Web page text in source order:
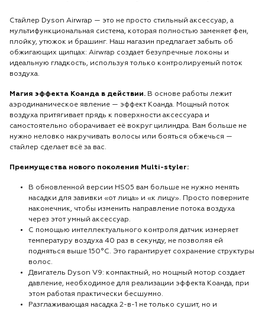
Стайлер Dyson Airwrap — это не просто стильный аксессуар, а
мультифункциональная система, которая полностью заменяет фен,
плойку, утюжок и брашинг. Наш магазин предлагает забыть об
обжигающих щипцах: Airwrap создает безупречные локоны и
идеальную гладкость, используя только контролируемый поток
воздуха.
Магия эффекта Коанда в действии. В основе работы лежит
аэродинамическое явление — эффект Коанда. Мощный поток
воздуха притягивает прядь к поверхности аксессуара и
самостоятельно оборачивает её вокруг цилиндра. Вам больше не
нужно неловко накручивать волосы или бояться обжечься —
стайлер сделает всё за вас.
Преимущества нового поколения Multi-styler:
В обновленной версии HS05 вам больше не нужно менять
насадки для завивки «от лица» и «к лицу». Просто поверните
наконечник, чтобы изменить направление потока воздуха
через этот умный аксессуар.
С помощью интеллектуального контроля датчик измеряет
температуру воздуха 40 раз в секунду, не позволяя ей
подняться выше 150°C. Это гарантирует сохранение структуры
волос.
Двигатель Dyson V9: компактный, но мощный мотор создает
давление, необходимое для реализации эффекта Коанда, при
этом работая практически бесшумно.
Разглаживающая насадка 2-в-1 не только сушит, но и